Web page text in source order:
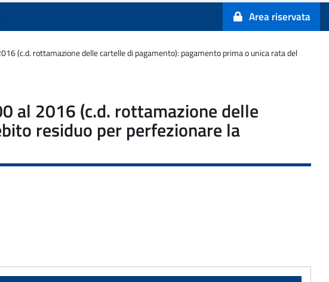
Entrate-
Riscossione
Area riservata
(c.d. rottamazione delle cartelle di pagamento): pagamento prima o unica rata del
al 2016 (c.d. rottamazione delle
residuo per perfezionare la